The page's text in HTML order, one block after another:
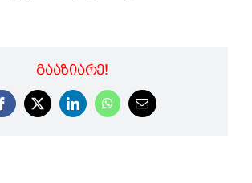
ᲒᲐᲐᲖᲘᲐᲠᲔ!
Facebook
X LinkedInWhatsApp
Email